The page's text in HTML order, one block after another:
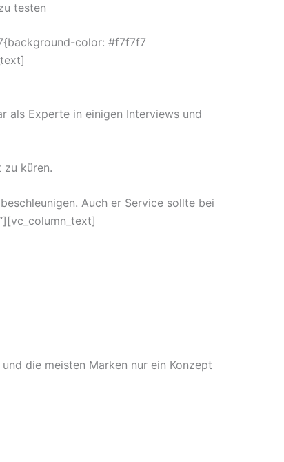
testen
color: #f7f7f7
als Experte in einigen Interviews und
küren.
Auch er Service sollte bei
die meisten Marken nur ein Konzept